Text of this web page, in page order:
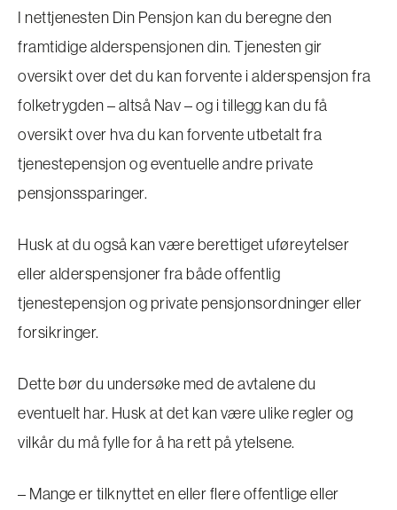
I nettjenesten Din Pensjon kan du beregne den
framtidige alderspensjonen din. Tjenesten gir
oversikt over det du kan forvente i alderspensjon fra
folketrygden – altså Nav – og i tillegg kan du få
oversikt over hva du kan forvente utbetalt fra
tjenestepensjon og eventuelle andre private
pensjonssparinger.
Husk at du også kan være berettiget uføreytelser
eller alderspensjoner fra både offentlig
tjenestepensjon og private pensjonsordninger eller
forsikringer.
Dette bør du undersøke med de avtalene du
eventuelt har. Husk at det kan være ulike regler og
vilkår du må fylle for å ha rett på ytelsene.
– Mange er tilknyttet en eller flere offentlige eller